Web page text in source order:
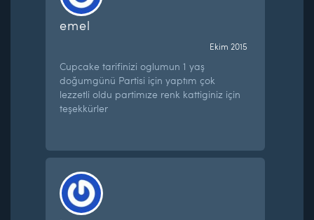
emel
Ekim 2015
Cupcake tarifinizi oglumun 1 yaş
doğumgünü Partisi için yaptım çok
lezzetli oldu partimıze renk kattiginiz için
teşekkürler